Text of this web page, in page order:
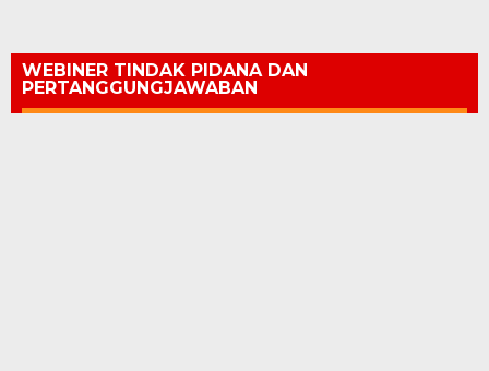
WEBINER TINDAK PIDANA DAN
PERTANGGUNGJAWABAN